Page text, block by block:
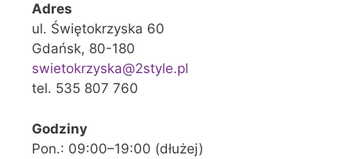
Adres
ul. Świętokrzyska 60
Gdańsk, 80-180
swietokrzyska@2style.pl
tel. 535 807 760
Godziny
Pon.: 09:00–19:00 (dłużej)